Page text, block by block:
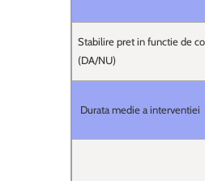
Stabilire pret in functie de
(DA/NU)
Durata medie a interventiei